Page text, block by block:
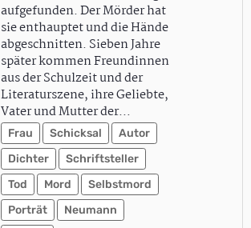
aufgefunden. Der Mörder hat
sie enthauptet und die Hände
abgeschnitten. Sieben Jahre
später kommen Freundinnen
aus der Schulzeit und der
Literaturszene, ihre Geliebte,
Vater und Mutter der…
Frau Schicksal
Autor
Dichter
Schriftsteller
Tod
Mord
Selbstmord
Porträt
Neumann